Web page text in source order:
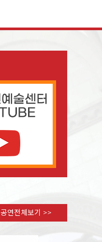
공연전체보기 >>